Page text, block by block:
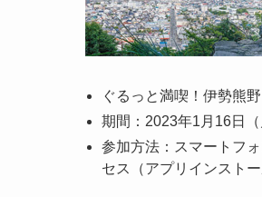
ぐるっと満喫！伊勢熊
期間：2023年1月16日（
参加方法：スマートフ
セス（アプリインスト